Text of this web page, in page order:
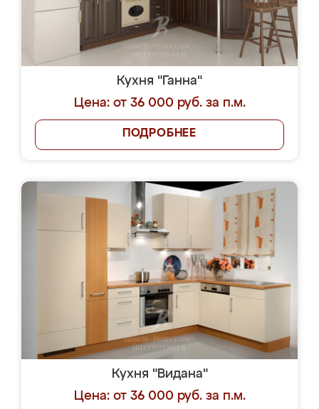
Кухня "Ганна"
Цена: от 36 000 руб. за п.м.
ПОДРОБНЕЕ
Кухня "Видана"
Цена: от 36 000 руб. за п.м.